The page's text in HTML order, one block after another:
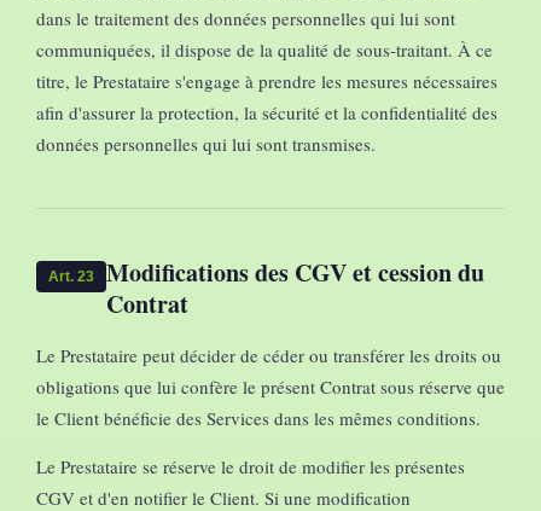
dans le traitement des données personnelles qui lui sont
communiquées, il dispose de la qualité de sous-traitant. À ce
titre, le Prestataire s'engage à prendre les mesures nécessaires
afin d'assurer la protection, la sécurité et la confidentialité des
données personnelles qui lui sont transmises.
Art. 23
Modifications des CGV et cession du
Contrat
Le Prestataire peut décider de céder ou transférer les droits ou
obligations que lui confère le présent Contrat sous réserve que
le Client bénéficie des Services dans les mêmes conditions.
Le Prestataire se réserve le droit de modifier les présentes
CGV et d'en notifier le Client. Si une modification